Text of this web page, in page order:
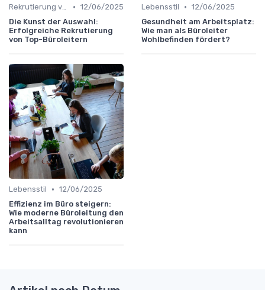
Rekrutierung von Büroleitern • 12/06/2025
Die Kunst der Auswahl:
Erfolgreiche Rekrutierung
von Top-Büroleitern
Lebensstil • 12/06/2025
Gesundheit am Arbeitsplatz:
Wie man als Büroleiter
Wohlbefinden fördert?
Lebensstil • 12/06/2025
Effizienz im Büro steigern:
Wie moderne Büroleitung den
Arbeitsalltag revolutionieren
kann